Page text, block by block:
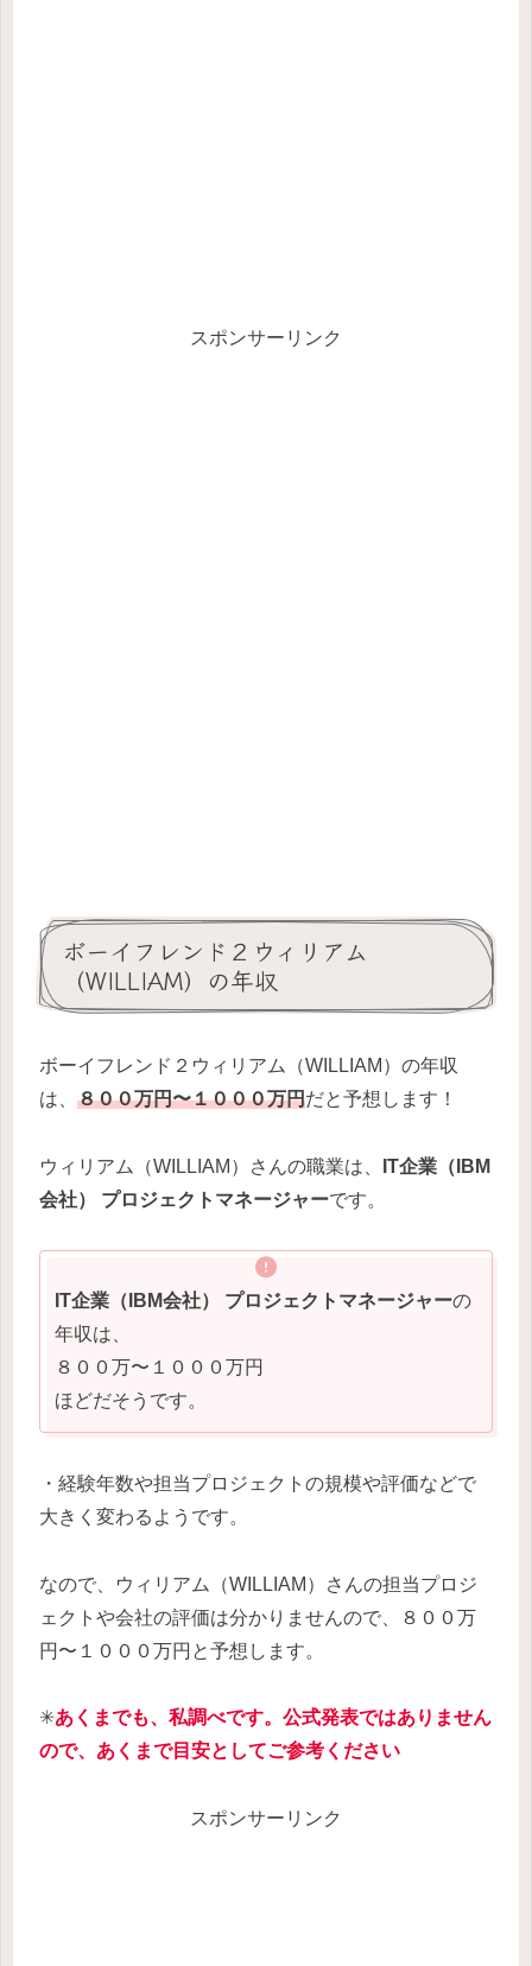
スポンサーリンク
ボーイフレンド２ウィリアム
（WILLIAM）の年収
ボーイフレンド２ウィリアム（WILLIAM）の年収
は、 ８００万円〜１０００万円だと予想します！
ウィリアム（WILLIAM）さんの職業は、
IT企業（IBM
会社） プロジェクトマネージャーです。
IT企業（IBM会社） プロジェクトマネージャーの
年収は、
８００万〜１０００万円
ほどだそうです。
・経験年数や担当プロジェクトの規模や評価などで
大きく変わるようです。
なので、ウィリアム（WILLIAM）さんの担当プロジ
ェクトや会社の評価は分かりませんので、８００万
円〜１０００万円と予想します。
✳︎あくまでも、私調べです。公式発表ではありません
ので、あくまで目安としてご参考ください
スポンサーリンク